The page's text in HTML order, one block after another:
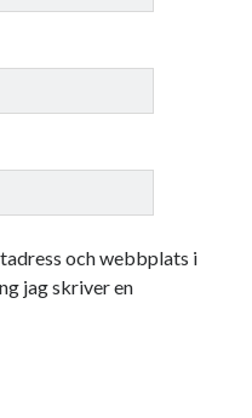
och webbplats i
jag skriver en